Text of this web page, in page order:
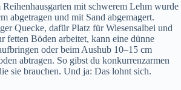
mit schwerem Lehm wurde
abgetragen und mit Sand abgemagert.
Quecke, dafür Platz für Wiesensalbei und
fetten Böden arbeitet, kann eine dünne
oder beim Aushub 10–15 cm
abtragen. So gibst du konkurrenzarmen
sie brauchen. Und ja: Das lohnt sich.